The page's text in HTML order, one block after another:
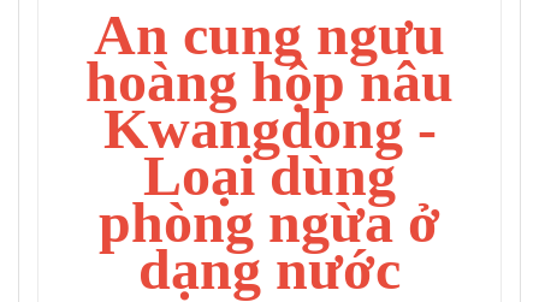
An cung ngưu
hoàng hộp nâu
Kwangdong -
Loại dùng
phòng ngừa ở
dạng nước